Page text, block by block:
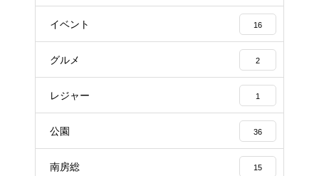
イベント 16
グルメ 2
レジャー 1
公園 36
南房総 15